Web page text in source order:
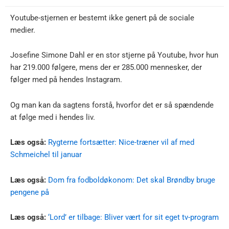
Youtube-stjernen er bestemt ikke genert på de sociale
medier.
Josefine Simone Dahl er en stor stjerne på Youtube, hvor hun
har 219.000 følgere, mens der er 285.000 mennesker, der
følger med på hendes Instagram.
Og man kan da sagtens forstå, hvorfor det er så spændende
at følge med i hendes liv.
Læs også: Rygterne fortsætter: Nice-træner vil af med
Schmeichel til januar
Læs også: Dom fra fodboldøkonom: Det skal Brøndby bruge
pengene på
Læs også: ‘Lord’ er tilbage: Bliver vært for sit eget tv-program